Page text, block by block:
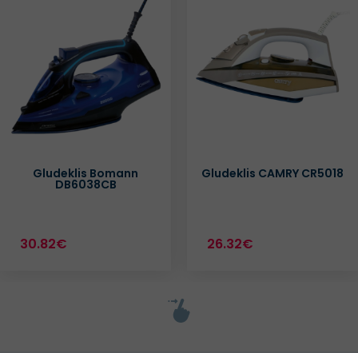
Gludeklis Bomann
DB6038CB
30.82€
Gludeklis CAMRY CR5018
26.32€